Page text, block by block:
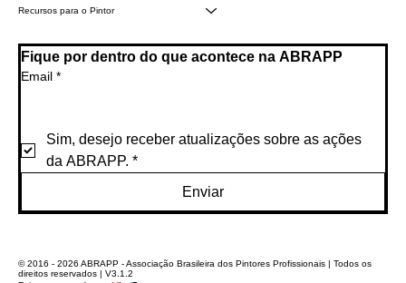
Recursos para o Pintor
Fique por dentro do que acontece na ABRAPP
Email *
Sim, desejo receber atualizações sobre as ações
da ABRAPP. *
Enviar
© 2016 - 2026 ABRAPP - Associação Brasileira dos Pintores Profissionais | Todos os
direitos reservados | V3.1.2